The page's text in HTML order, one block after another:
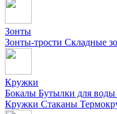
Зонты
Зонты-трости Складные
Кружки
Бокалы Бутылки для воды
Кружки Стаканы